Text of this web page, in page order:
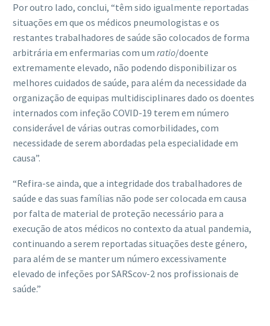
Por outro lado, conclui, “têm sido igualmente reportadas
situações em que os médicos pneumologistas e os
restantes trabalhadores de saúde são colocados de forma
arbitrária em enfermarias com um ratio/doente
extremamente elevado, não podendo disponibilizar os
melhores cuidados de saúde, para além da necessidade da
organização de equipas multidisciplinares dado os doentes
internados com infeção COVID-19 terem em número
considerável de várias outras comorbilidades, com
necessidade de serem abordadas pela especialidade em
causa”.
“Refira-se ainda, que a integridade dos trabalhadores de
saúde e das suas famílias não pode ser colocada em causa
por falta de material de proteção necessário para a
execução de atos médicos no contexto da atual pandemia,
continuando a serem reportadas situações deste género,
para além de se manter um número excessivamente
elevado de infeções por SARScov-2 nos profissionais de
saúde.”